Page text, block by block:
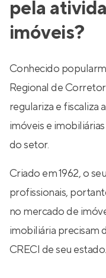
pela
imóveis?
Conhecido
Regional de
regulariza e fiscaliza
imóveis e
do setor.
Criado em 1962, o
profissionais,
no mercado de
imobiliária precisam
CRECI de seu estado.